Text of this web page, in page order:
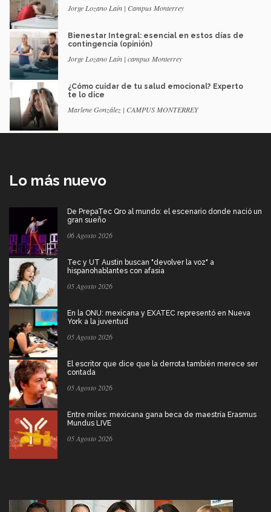
Jorge Lozano Laín | Campus Monterrey
Bienestar Integral: esencial en estos días de
contingencia (opinión)
Jorge Lozano Laín | campus Monterrey
¿Cómo cuidar de tu salud emocional? Experto
te lo dice
Marlene González | CAMPUS MONTERREY
Lo más nuevo
De PrepaTec Qro al mundo: el escenario donde nació un
gran sueño
06 Agosto 2026
Tec y UT Austin buscan "devolver la voz" a
hispanohablantes con afasia
05 Agosto 2026
En la ONU: mexicana y EXATEC representó en Nueva
York a la juventud
05 Agosto 2026
El escritor que dice que la derrota también merece ser
contada
05 Agosto 2026
Entre miles: mexicana gana beca de maestría Erasmus
Mundus LIVE
05 Agosto 2026